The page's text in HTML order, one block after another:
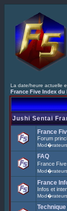
La date/heure actuelle
France Five Index du
Jushi Sentai
France
Forum
FAQ
France
France
Infos et